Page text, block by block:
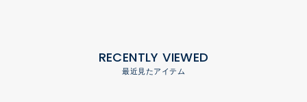
RECENTLY VIEWED
最近見たアイテム